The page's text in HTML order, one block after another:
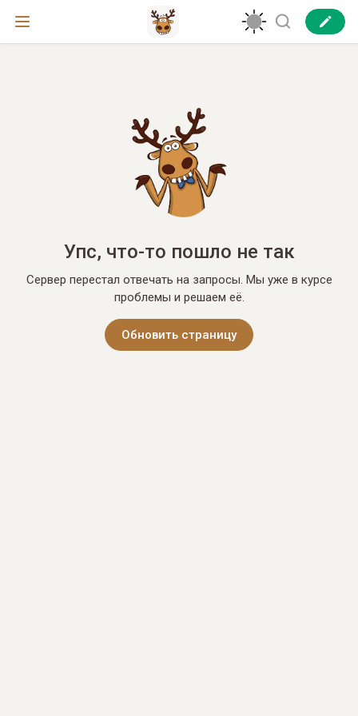
Упс, что-то пошло не так
Сервер перестал отвечать на запросы. Мы уже в курсе
проблемы и решаем её.
Обновить страницу